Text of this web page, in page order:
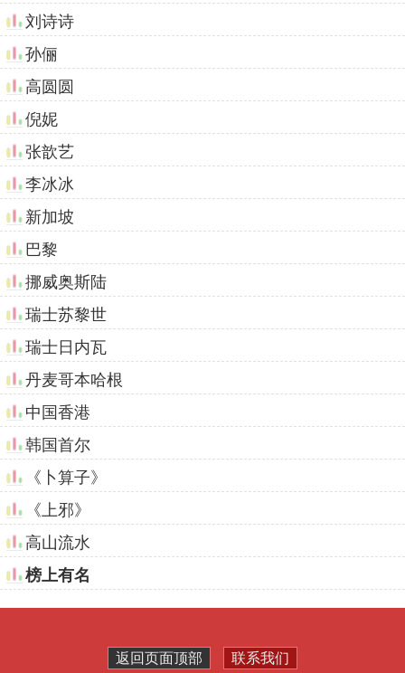
刘诗诗
孙俪
高圆圆
倪妮
张歆艺
李冰冰
新加坡
巴黎
挪威奥斯陆
瑞士苏黎世
瑞士日内瓦
丹麦哥本哈根
中国香港
韩国首尔
《卜算子》
《上邪》
高山流水
榜上有名
返回页面顶部 联系我们